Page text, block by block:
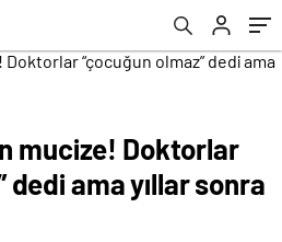
mucize! Doktorlar
dedi ama yıllar sonra